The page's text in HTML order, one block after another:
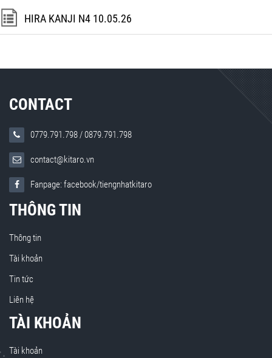
HIRA KANJI N4 10.05.26
CONTACT
0779.791.798/0879.791.798
contact@kitaro.vn
Fanpage: facebook/tiengnhatkitaro
THÔNG TIN
Thông tin
Tài khoản
Tin tức
Liên hệ
TÀI KHOẢN
Tài khoản